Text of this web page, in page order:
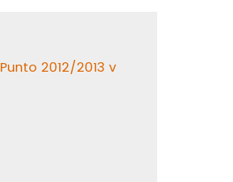
2012/2013 v